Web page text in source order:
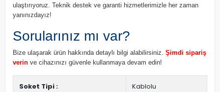
ulaştırıyoruz. Teknik destek ve garanti hizmetlerimizle her zaman
yanınızdayız!
Sorularınız mı var?
Bize ulaşarak ürün hakkında detaylı bilgi alabilirsiniz. Şimdi sipariş
verin ve cihazınızı güvenle kullanmaya devam edin!
Soket Tipi : Kablolu